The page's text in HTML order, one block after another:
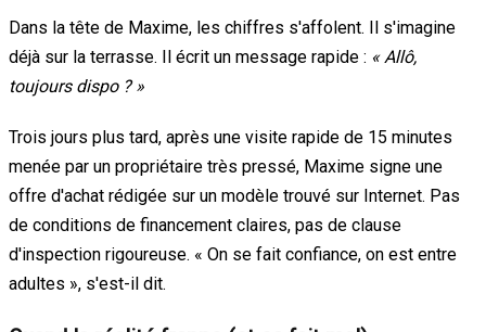
Dans la tête de Maxime, les chiffres s'affolent. Il s'imagine
déjà sur la terrasse. Il écrit un message rapide : « Allô,
toujours dispo ? »
Trois jours plus tard, après une visite rapide de 15 minutes
menée par un propriétaire très pressé, Maxime signe une
offre d'achat rédigée sur un modèle trouvé sur Internet. Pas
de conditions de financement claires, pas de clause
d'inspection rigoureuse. « On se fait confiance, on est entre
adultes », s'est-il dit.